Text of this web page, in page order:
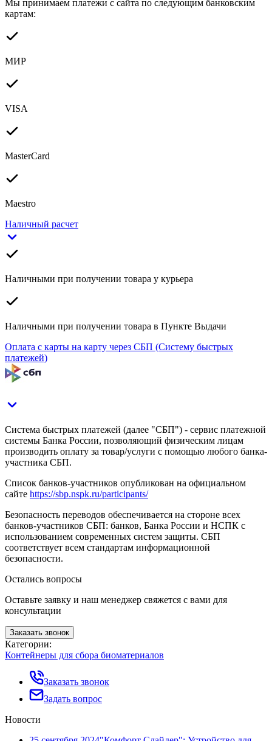
Мы принимаем платежи с сайта по следующим банковским
картам:
МИР
VISA
MasterCard
Maestro
Наличный расчет
Наличными при получении товара у курьера
Наличными при получении товара в Пункте Выдачи
Оплата с карты на карту через СБП (Систему быстрых
платежей)
Система быстрых платежей (далее "СБП") - сервис платежной
системы Банка России, позволяющий физическим лицам
производить оплату за товар/услуги с помощью любого банка-
участника СБП.
Список банков-участников опубликован на официальном
сайте https://sbp.nspk.ru/participants/
Безопасность переводов обеспечивается на стороне всех
банков-участников СБП: банков, Банка России и НСПК с
использованием современных систем защиты. СБП
соответствует всем стандартам информационной
безопасности.
Остались вопросы
Оставьте заявку и наш менеджер свяжется с вами для
консультации
Заказать звонок
Категории:
Контейнеры для сбора биоматериалов
Заказать звонок
Задать вопрос
Новости